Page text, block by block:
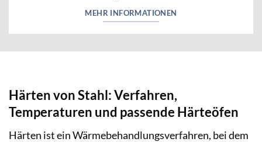
MEHR INFORMATIONEN
Härten von Stahl: Verfahren,
Temperaturen und passende Härteöfen
Härten ist ein Wärmebehandlungsverfahren, bei dem